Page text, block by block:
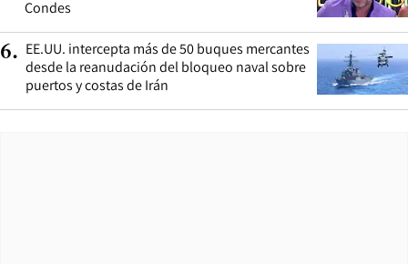
Condes
6. EE.UU. intercepta más de 50 buques mercantes
desde la reanudación del bloqueo naval sobre
puertos y costas de Irán